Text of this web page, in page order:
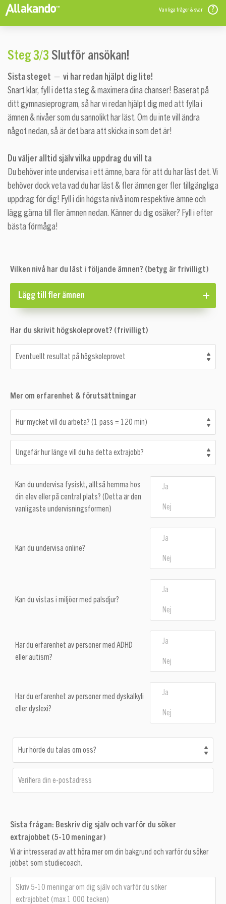
Vanliga frågor & svar
Steg 3/3Slutför ansökan!
Sista steget — vi har redan hjälpt dig lite!
Snart klar, fyll i detta steg & maximera dina chanser! Baserat på
ditt gymnasieprogram, så har vi redan hjälpt dig med att fylla i
ämnen & nivåer som du sannolikt har läst. Om du inte vill ändra
något nedan, så är det bara att skicka in som det är!
Du väljer alltid själv vilka uppdrag du vill ta
Du behöver inte undervisa i ett ämne, bara för att du har läst det. Vi
behöver dock veta vad du har läst & fler ämnen ger fler tillgängliga
uppdrag för dig! Fyll i din högsta nivå inom respektive ämne och
lägg gärna till fler ämnen nedan. Känner du dig osäker? Fyll i efter
bästa förmåga!
Vilken nivå har du läst i följande ämnen? (betyg är frivilligt)
Lägg till fler ämnen
Har du skrivit högskoleprovet? (frivilligt)
Eventuellt resultat på högskoleprovet
Mer om erfarenhet & förutsättningar
Hur mycket vill du arbeta? (1 pass = 120 min)
Ungefär hur länge vill du ha detta extrajobb?
Kan du undervisa fysiskt, alltså hemma hos
din elev eller på central plats? (Detta är den
vanligaste undervisningsformen)
Ja
Nej
Kan du undervisa online?
Ja
Nej
Kan du vistas i miljöer med pälsdjur?
Ja
Nej
Har du erfarenhet av personer med ADHD
eller autism?
Ja
Nej
Har du erfarenhet av personer med dyskalkyli
eller dyslexi?
Ja
Nej
Hur hörde du talas om oss?
Verifiera din e-postadress
Sista frågan: Beskriv dig själv och varför du söker
extrajobbet (5-10 meningar)
Vi är intresserad av att höra mer om din bakgrund och varför du söker
jobbet som studiecoach.
Skriv 5-10 meningar om dig själv och varför du söker
extrajobbet (max 1 000 tecken)